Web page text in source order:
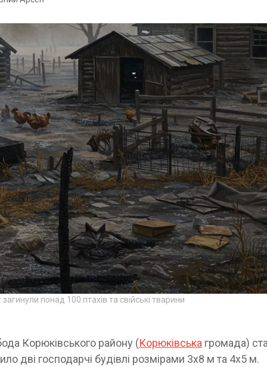
понад 100 птахів та свійські тварини
Корюківського району (Корюківська громада)
дві господарчі будівлі розмірами 3х8 м та 4х5 м.